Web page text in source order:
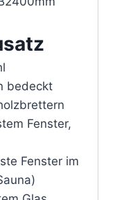
bedeckt
Fenster,
Fenster im